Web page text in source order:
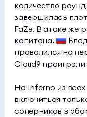
количество
завершилась
FaZe. В атаке же
капитана.
провалился на
Cloud9 проиграли
На Inferno из
включиться
соперников в